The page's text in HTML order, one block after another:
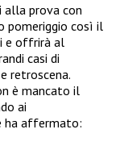
alla prova con
pomeriggio così il
e offrirà al
casi di
retroscena.
è mancato il
ai
ha affermato: